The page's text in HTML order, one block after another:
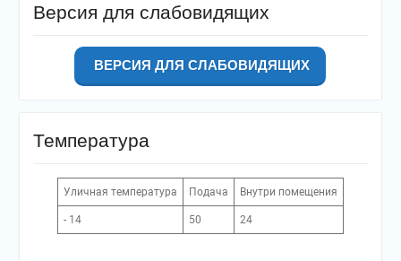
Версия для слабовидящих
ВЕРСИЯ ДЛЯ СЛАБОВИДЯЩИХ
Температура
Уличная температура Подача Внутри помещения
- 14 50 24